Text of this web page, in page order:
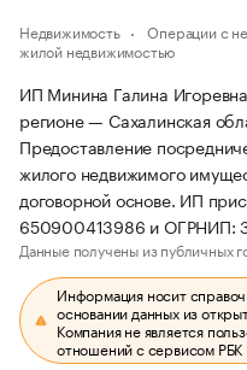
Недвижимость Операции с
жилой недвижимостью
ИП Минина Галина
регионе — Сахалинская
Предоставление
жилого недвижимого
договорной основе. ИП
650900413986 и ОГРНИП:
Данные получены из публичных
Информация носит
основании данных из
Компания не является
отношений с сервисом РБК